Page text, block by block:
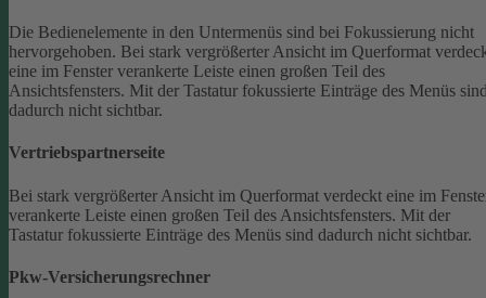
Die Bedienelemente in den Untermenüs sind bei Fokussierung nicht
hervorgehoben. Bei stark vergrößerter Ansicht im Querformat
eine im Fenster verankerte Leiste einen großen Teil des
Ansichtsfensters. Mit der Tastatur fokussierte Einträge des Menüs
dadurch nicht sichtbar.
Vertriebspartnerseite
Bei stark vergrößerter Ansicht im Querformat verdeckt eine im
verankerte Leiste einen großen Teil des Ansichtsfensters. Mit der
Tastatur fokussierte Einträge des Menüs sind dadurch nicht sichtbar.
Pkw-Versicherungsrechner